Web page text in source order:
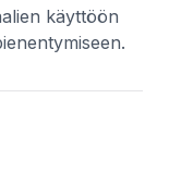
käyttöön